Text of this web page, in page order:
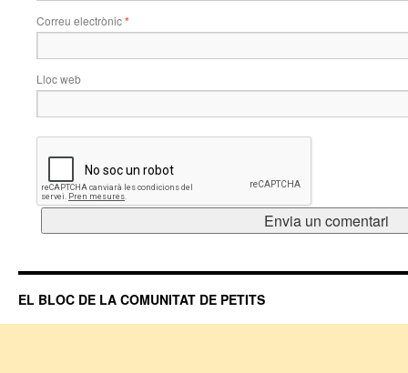
Correu electrònic*
Lloc web
EL BLOC DE LA COMUNITAT DE PETITS